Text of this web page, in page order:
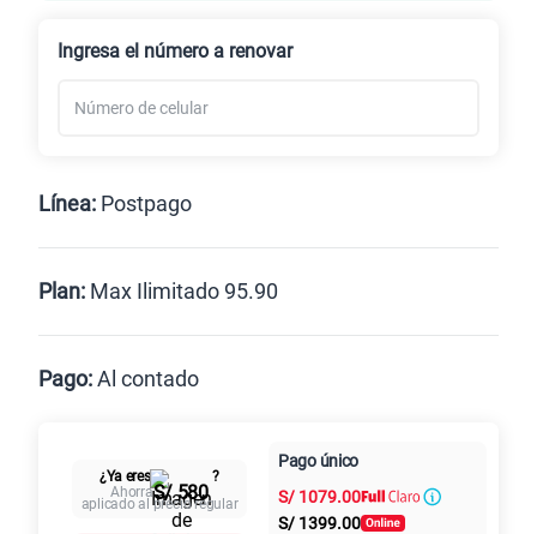
Ingresa el número a renovar
Línea: Postpago
Postpago
Plan: Max Ilimitado 95.90
125GBen alta velocidad
79.90
Pago:Al contado
Al contado Cuotas Claro
intereses
¿Ya eres
?
AhorraS/ 580
aplicado al precio regular
Pago único
S/ 1079.00
S/ 1399.00